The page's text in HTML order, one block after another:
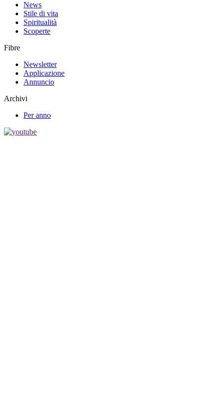
News
Stile di vita
Spiritualità
Scoperte
Fibre
Newsletter
Applicazione
Annuncio
Archivi
Per anno